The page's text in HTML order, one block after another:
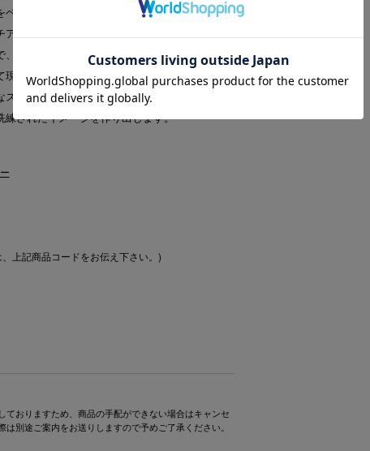
ースにしたモダンなバランス、これらが極め
ーニなのです。Crucianiのコレクションは、エ
着る人の個性にフィットするデザインで、
現れています。ウンブリア州にあるメゾンか
タイルをデイリーウェアからラグジュアリー
されたイメージを作り出します。
上記商品コードをお伝え下さい。)
ておりますため、商品の手配ができない場合はキャンセ
別途ご案内をお送りしますので予めご了承ください。